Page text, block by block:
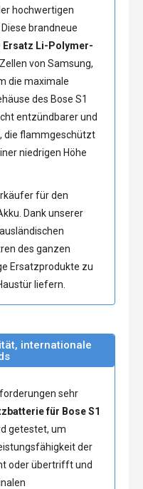
hochwertigen
brandneue
Ersatz Li-Polymer-
von Samsung,
die maximale
des Bose S1
entzündbarer und
die flammgeschützt
niedrigen Höhe
für den
Dank unserer
des ganzen
Ersatzprodukte zu
liefern.
internationale
sehr
für Bose S1
getestet, um
der
oder übertrifft und